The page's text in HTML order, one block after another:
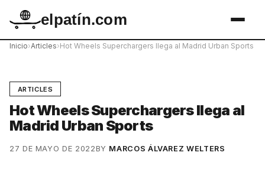
elpatín.com
Inicio›Articles›Hot Wheels Superchargers llega al Madrid Urban Sports
ARTICLES
Hot Wheels Superchargers llega al
Madrid Urban Sports
27 DE MAYO DE 2022BY MARCOS ÁLVAREZ WELTERS